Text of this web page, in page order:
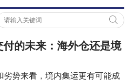
担任经济与管理研究院教授，兼任拉美
融研究中心主任，开设课程《国家间一
践》。2017年12月参与成立劳动经济学
业委员会，被选举担任专委会秘书长。
于国际经济治理、拉美加勒比研究和就
的未来：海外仓还是境
劣势来看，境内集运更有可能成